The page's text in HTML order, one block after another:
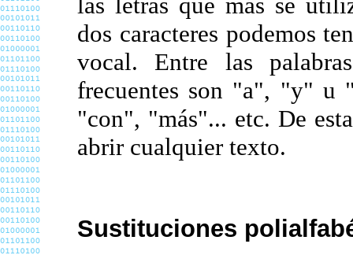
dos caracteres podemos
vocal. Entre las
frecuentes son "a", "y" u
"con", "más"... etc. De
abrir cualquier texto.
Sustituciones